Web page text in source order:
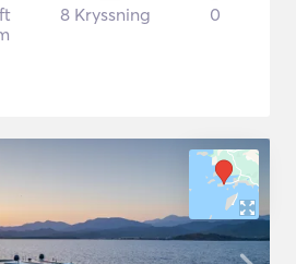
8 Kryssning 0